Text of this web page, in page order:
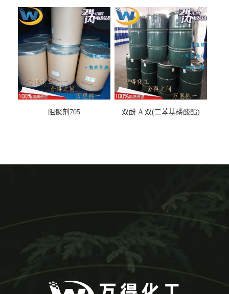
阻聚剂705 双酚 A 双(二苯基磷酸酯)